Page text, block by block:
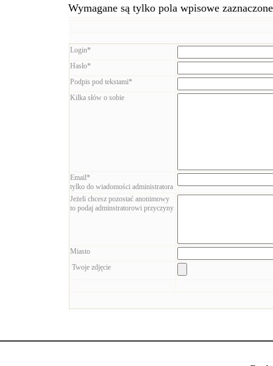
Wymagane są tylko pola wpisowe
Login*
Hasło*
Podpis pod tekstami*
Kilka słów o sobie
Email*
tylko do wiadomości administratora
Jeżeli chcesz pozostać anonimowy
to podaj adminstratorowi przyczyny
Miasto
Twoje zdjęcie